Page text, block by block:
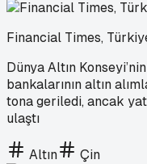
Financial Times,
Dünya Altın
bankalarının altın
tona geriledi, ancak
ulaştı
Altın Çin